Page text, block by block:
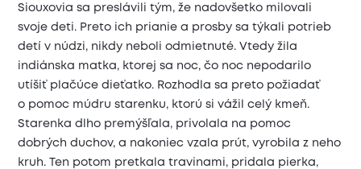
Siouxovia sa preslávili tým, že nadovšetko milovali
svoje deti. Preto ich prianie a prosby sa týkali potrieb
detí v núdzi, nikdy neboli odmietnuté. Vtedy žila
indiánska matka, ktorej sa noc, čo noc nepodarilo
utíšiť plačúce dieťatko. Rozhodla sa preto požiadať
o pomoc múdru starenku, ktorú si vážil celý kmeň.
Starenka dlho premýšľala, privolala na pomoc
dobrých duchov, a nakoniec vzala prút, vyrobila z neho
kruh. Ten potom pretkala travinami, pridala pierka,